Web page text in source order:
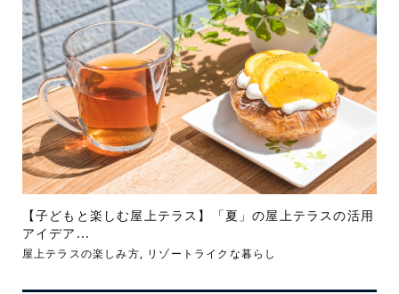
【子どもと楽しむ屋上テラス】「夏」の屋上テラスの活用
アイデア...
屋上テラスの楽しみ方, リゾートライクな暮らし